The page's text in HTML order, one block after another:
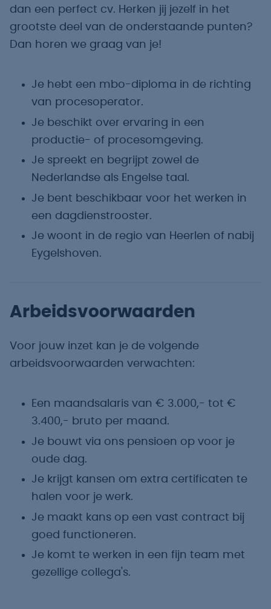
dan een perfect cv. Herken jij jezelf in het
grootste deel van de onderstaande punten?
Dan horen we graag van je!
Je hebt een mbo-diploma in de richting
van procesoperator.
Je beschikt over ervaring in een
productie- of procesomgeving.
Je spreekt en begrijpt zowel de
Nederlandse als Engelse taal.
Je bent beschikbaar voor het werken in
een dagdienstrooster.
Je woont in de regio van Heerlen of nabij
Eygelshoven.
Arbeidsvoorwaarden
Voor jouw inzet kan je de volgende
arbeidsvoorwaarden verwachten:
Een maandsalaris van € 3.000,- tot €
3.400,- bruto per maand.
Je bouwt via ons pensioen op voor je
oude dag.
Je krijgt kansen om extra certificaten te
halen voor je werk.
Je maakt kans op een vast contract bij
goed functioneren.
Je komt te werken in een fijn team met
gezellige collega's.